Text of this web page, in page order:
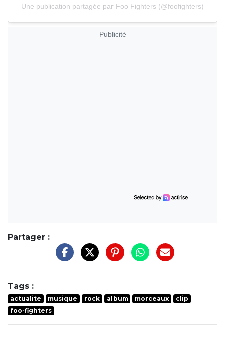
Une publication partagée par Foo Fighters (@foofighters)
Publicité
Partager :
Tags :
actualite musique rock album morceaux
clip
foo-fighters